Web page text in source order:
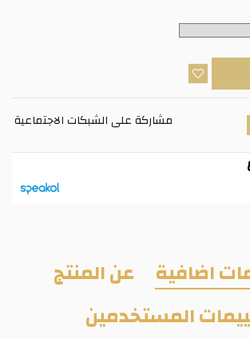
مشاركة على الشبكات الاجتماعية
اضافية
عن المنتج
المستخدمين